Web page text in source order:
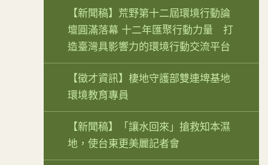
【新聞稿】荒野第十二屆環境行動論
壇圓滿落幕 十二年匯聚行動力量 打
造臺灣具影響力的環境行動交流平台
【徵才資訊】棲地守護部雙連埤基地
環境教育專員
【新聞稿】「讓水回來」搶救知本濕
地，使台東更美麗記者會